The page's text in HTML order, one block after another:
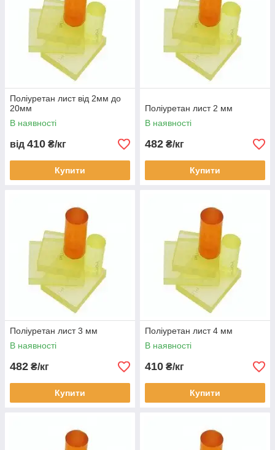
Поліуретан лист від 2мм до
20мм
В наявності
від 410 ₴/кг
Купити
Поліуретан лист 2 мм
В наявності
482 ₴/кг
Купити
Поліуретан лист 3 мм
В наявності
482 ₴/кг
Купити
Поліуретан лист 4 мм
В наявності
410 ₴/кг
Купити